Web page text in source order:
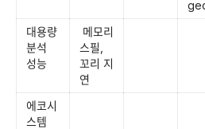
대용량
분석
성능
스필,
꼬리 지
연
에코시
스템